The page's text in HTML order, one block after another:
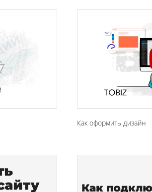
Как оформить дизайн